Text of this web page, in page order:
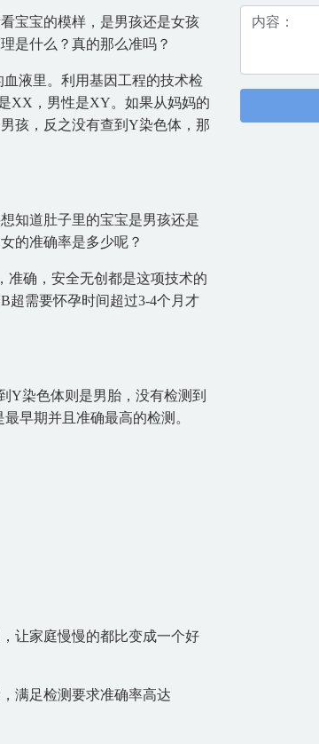
宝宝的模样，是男孩还是女孩
是什么？真的那么准吗？
液里。利用基因工程的技术检
XX，男性是XY。如果从妈妈的
孩，反之没有查到Y染色体，那
知道肚子里的宝宝是男孩还是
的准确率是多少呢？
准确，安全无创都是这项技术的
超需要怀孕时间超过3-4个月才
Y染色体则是男胎，没有检测到
早期并且准确最高的检测。
让家庭慢慢的都比变成一个好
满足检测要求准确率高达